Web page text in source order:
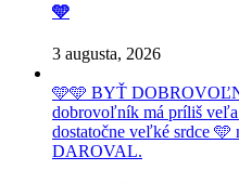
🩵
3 augusta, 2026
🩵🩵 BYŤ
dobrovoľník má príliš veľa
dostatočne veľké srdce 🩵
DAROVAL.